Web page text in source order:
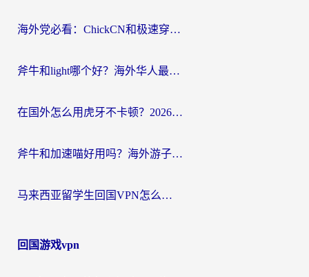
海外党必看：ChickCN和极速穿梭VPN好用吗？3招教你选对回国加速器无缝刷国内资源
斧牛和light哪个好？海外华人最关心的回国加速器选择难题，一篇讲透
在国外怎么用虎牙不卡顿？2026海外华人亲测有效的回国加速器选择指南
斧牛和加速喵好用吗？海外游子的真实选择困境
马来西亚留学生回国VPN怎么选？3个避坑点+1款实测好用的加速器推荐
回国游戏vpn